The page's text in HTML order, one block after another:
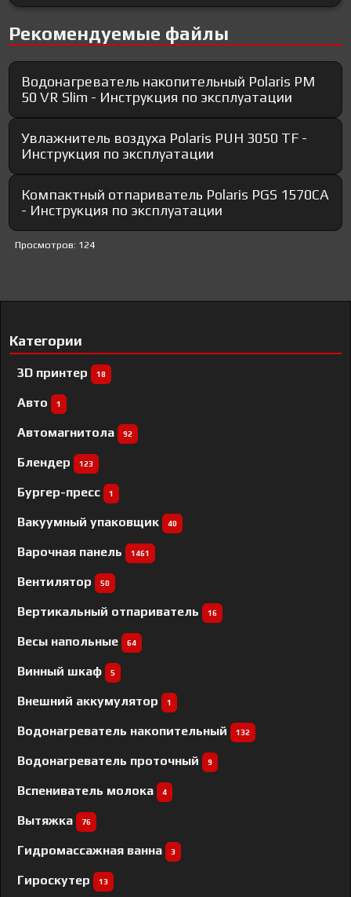
Рекомендуемые файлы
Водонагреватель накопительный Polaris PM
50 VR Slim - Инструкция по эксплуатации
Увлажнитель воздуха Polaris PUH 3050 TF -
Инструкция по эксплуатации
Компактный отпариватель Polaris PGS 1570CA​
- Инструкция по эксплуатации
Просмотров: 124
Категории
3D принтер 18
Авто 1
Автомагнитола 92
Блендер 123
Бургер-пресс 1
Вакуумный упаковщик 40
Варочная панель 1461
Вентилятор 50
Вертикальный отпариватель 16
Весы напольные 64
Винный шкаф 5
Внешний аккумулятор 1
Водонагреватель накопительный 132
Водонагреватель проточный 9
Вспениватель молока 4
Вытяжка 76
Гидромассажная ванна 3
Гироскутер 13